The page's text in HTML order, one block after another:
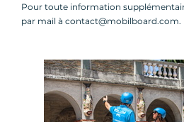
Pour toute information
par mail à contact@mobilboard.com.